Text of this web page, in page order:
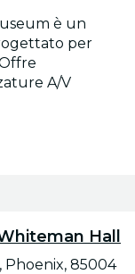
è un
per
A/V
Hall
Phoenix, 85004